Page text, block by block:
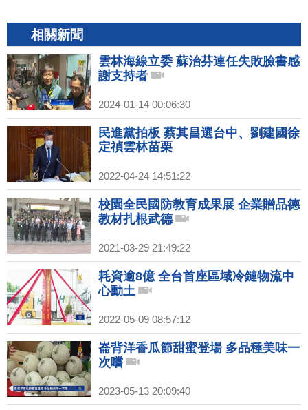
相關新聞
雲林海線立委 蘇治芬連任失敗臉書感
謝支持者
2024-01-14 00:06:30
民進黨拍板 蔡其昌選台中、劉建國徐
定禎雲林苗栗
2022-04-24 14:51:22
校園全民國防教育成果展 企業贈品德
教材扎根武德
2021-03-29 21:49:22
耗資逾8億 全台首座區域冷鏈物流中
心動土
2022-05-09 08:57:12
崙背洋香瓜節甜蜜登場 多品種美味一
次嚐
2023-05-13 20:09:40